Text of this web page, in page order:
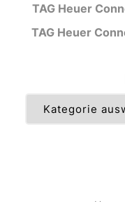
TAG Heuer
TAG Heuer